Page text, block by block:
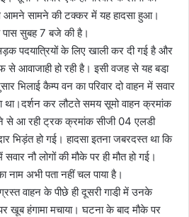
सामने की टक्कर में यह हादसा हुआ।
पास सुबह 7 बजे की है।
पदयात्रियों के लिए खाली कर दी गई है और
आवाजाही हो रही है। इसी वजह से यह बडा़
भिलाई कैम्प वन का परिवार दो वाहन में सवार
था।दर्शन कर लौटते समय सूमो वाहन क्रमांक
से आ रही ट्रक क्रमांक सीजी 04 एलडी
भिड़ंत हो गई। हादसा इतना जबरदस्त था कि
नौ लोगों की मौके पर ही मौत हो गई।
अभी पता नहीं चल पाया है।
वाहन के पीछे ही दूसरी गाडी़ में उनके
खूब हंगामा मचाया। घटना के बाद मौके पर